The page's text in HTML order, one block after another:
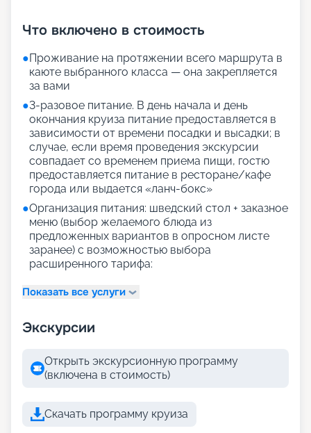
Что включено в стоимость
●Проживание на протяжении всего маршрута в
каюте выбранного класса — она закрепляется
за вами
●3-разовое питание. В день начала и день
окончания круиза питание предоставляется в
зависимости от времени посадки и высадки; в
случае, если время проведения экскурсии
совпадает со временем приема пищи, гостю
предоставляется питание в ресторане/кафе
города или выдается «ланч-бокс»
●Организация питания: шведский стол + заказное
меню (выбор желаемого блюда из
предложенных вариантов в опросном листе
заранее) с возможностью выбора
расширенного тарифа:
Показать все услуги
Экскурсии
Открыть экскурсионную программу
(включена в стоимость)
Скачать программу круиза